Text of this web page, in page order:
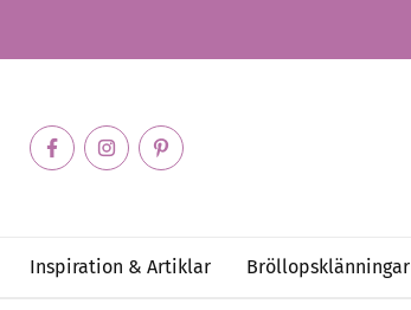
Inspiration & Artiklar Bröllopsklänningar